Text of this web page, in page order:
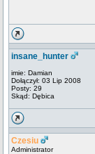
insane_hunter
imie: Damian
Dołączył: 03 Lip 2008
Posty: 29
Skąd: Dębica
Czesiu
Administrator